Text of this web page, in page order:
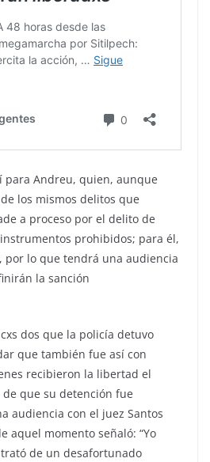
para Andreu, quien, aunque
los mismos delitos que
a proceso por el delito de
prohibidos; para él,
por lo que tendrá una audiencia
la sanción
dos que la policía detuvo
que también fue así con
recibieron la libertad el
que su detención fue
audiencia con el juez Santos
aquel momento señaló: “Yo
de un desafortunado